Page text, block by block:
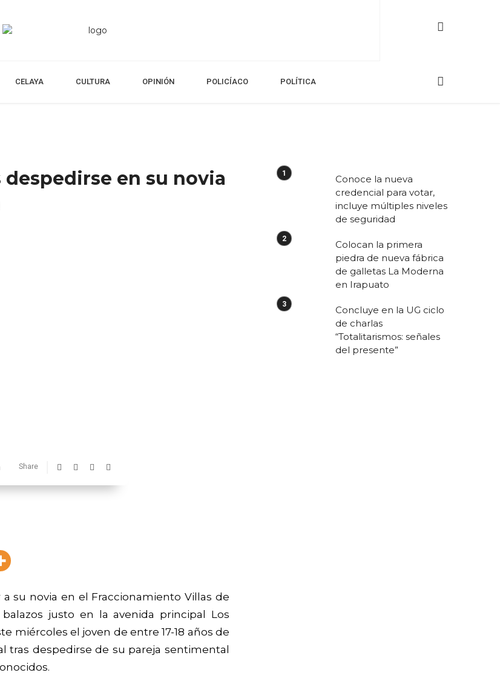
CELAYA CULTURA OPINIÓN POLICÍACO POLÍTICA
en su novia
Share
a su novia en el Fraccionamiento Villas de
justo en la avenida principal Los
miércoles el joven de entre 17-18 años de
tras despedirse de su pareja sentimental
Conoce la nueva
credencial para votar,
incluye múltiples niveles
de seguridad
Colocan la primera
piedra de nueva fábrica
de galletas La Moderna
en Irapuato
Concluye en la UG ciclo
de charlas
“Totalitarismos: señales
del presente”